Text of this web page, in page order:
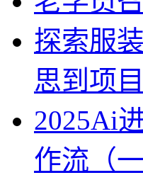
探索服
思到项
2025Ai
作流（一